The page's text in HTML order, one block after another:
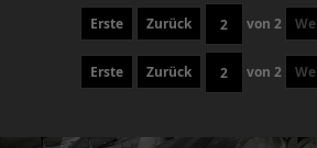
Erste Zurück von 2
Erste Zurück von 2